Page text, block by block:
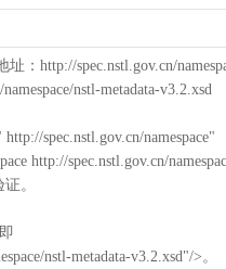
：http://spec.nstl.gov.cn/
nstl-metadata-v3.2.xsd
spec.nstl.gov.cn/namespace"
http://spec.nstl.gov.cn/
。
nstl-metadata-v3.2.xsd"/>。